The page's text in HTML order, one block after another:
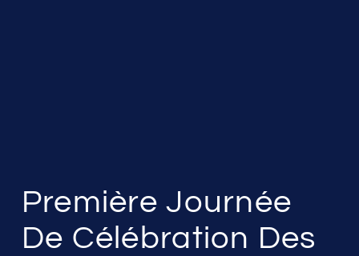
Première Journée
De Célébration Des